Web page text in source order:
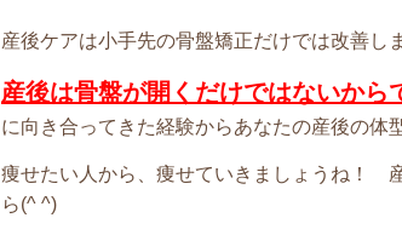
産後ケアは小手先の骨盤矯正だけでは改善し
産後は骨盤が開くだけではないから
に向き合ってきた経験からあなたの産後の体
痩せたい人から、痩せていきましょうね！
ら(^ ^)